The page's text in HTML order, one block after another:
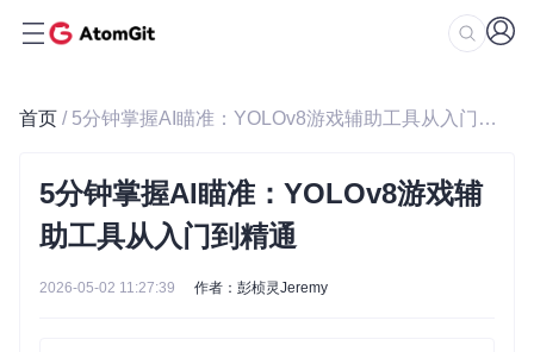
首页 / 5分钟掌握AI瞄准：YOLOv8游戏辅助工具从入门到精通
5分钟掌握AI瞄准：YOLOv8游戏辅
助工具从入门到精通
2026-05-02 11:27:39 作者：彭桢灵Jeremy